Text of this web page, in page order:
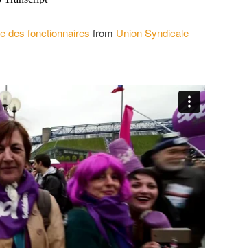
des fonctionnaires from Union Syndicale